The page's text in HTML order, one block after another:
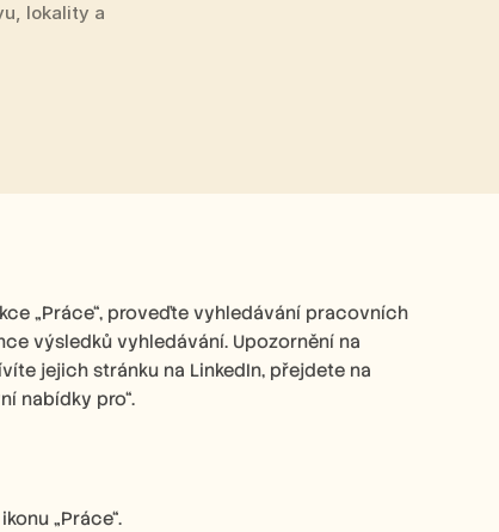
lokality a
„Práce“, proveďte vyhledávání pracovních
výsledků vyhledávání. Upozornění na
jejich stránku na LinkedIn, přejdete na
nabídky pro“.
„Práce“.